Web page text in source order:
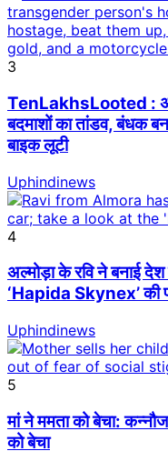
3
TenLakhsLooted :
बदमाशों का तांडव, बंधक
बाइक लूटी
Uphindinews
4
अल्मोड़ा के रवि ने बनाई
‘Hapida Skynex’ की
Uphindinews
5
मां ने ममता को बेचा:
को बेचा